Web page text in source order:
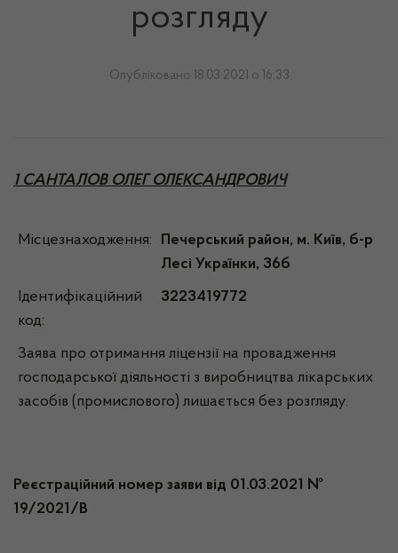
розгляду
Опубліковано 18.03.2021 о 16:33
1 САНТАЛОВ ОЛЕГ ОЛЕКСАНДРОВИЧ
Місцезнаходження: Печерський район, м. Київ, б-р
Лесі Українки, 36б
Ідентифікаційний
код:
3223419772
Заява про отримання ліцензії на провадження
господарської діяльності з виробництва лікарських
засобів (промислового) лишається без розгляду.
Реєстраційний номер заяви від 01.03.2021 №
19/2021/В